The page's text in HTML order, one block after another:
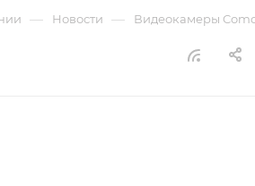
— Новости — Видеокамеры